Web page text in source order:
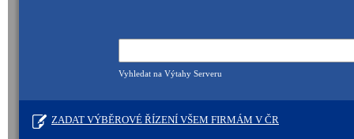
Vyhledat na Výtahy Serveru
ZADAT VÝBĚROVÉ ŘÍZENÍ VŠEM FIRMÁM V ČR